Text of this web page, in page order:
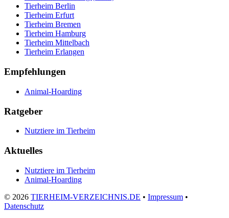
Tierheim Berlin
Tierheim Erfurt
Tierheim Bremen
Tierheim Hamburg
Tierheim Mittelbach
Tierheim Erlangen
Empfehlungen
Animal-Hoarding
Ratgeber
Nutztiere im Tierheim
Aktuelles
Nutztiere im Tierheim
Animal-Hoarding
© 2026 TIERHEIM-VERZEICHNIS.DE • Impressum •
Datenschutz